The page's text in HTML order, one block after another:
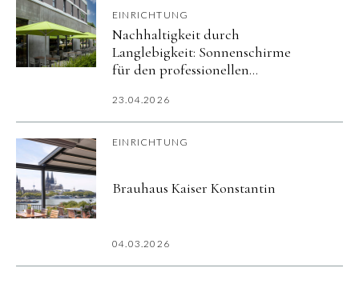
EINRICHTUNG
Nachhaltigkeit durch
Langlebigkeit: Sonnenschirme
für den professionellen
23.04.2026
EINRICHTUNG
Brauhaus Kaiser Konstantin
04.03.2026